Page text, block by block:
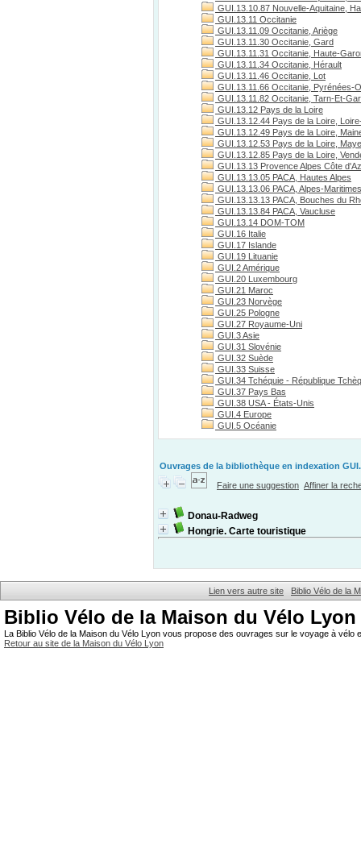
GUI.13.10.87 Nouvelle-Aquitaine,
GUI.13.11 Occitanie
GUI.13.11.09 Occitanie, Ariège
GUI.13.11.30 Occitanie, Gard
GUI.13.11.31 Occitanie, Haute-
GUI.13.11.34 Occitanie, Hérault
GUI.13.11.46 Occitanie, Lot
GUI.13.11.66 Occitanie, Pyrénées-
GUI.13.11.82 Occitanie, Tarn-Et-
GUI.13.12 Pays de la Loire
GUI.13.12.44 Pays de la Loire,
GUI.13.12.49 Pays de la Loire,
GUI.13.12.53 Pays de la Loire,
GUI.13.12.85 Pays de la Loire,
GUI.13.13 Provence Alpes Côte
GUI.13.13.05 PACA, Hautes Alpes
GUI.13.13.06 PACA, Alpes-Maritimes
GUI.13.13.13 PACA, Bouches du
GUI.13.13.84 PACA, Vaucluse
GUI.13.14 DOM-TOM
GUI.16 Italie
GUI.17 Islande
GUI.19 Lituanie
GUI.2 Amérique
GUI.20 Luxembourg
GUI.21 Maroc
GUI.23 Norvège
GUI.25 Pologne
GUI.27 Royaume-Uni
GUI.3 Asie
GUI.31 Slovénie
GUI.32 Suède
GUI.33 Suisse
GUI.34 Tchéquie - République
GUI.37 Pays Bas
GUI.38 USA - États-Unis
GUI.4 Europe
GUI.5 Océanie
Ouvrages de la bibliothèque en indexation
Faire une suggestion Affiner la
Donau-Radweg
Hongrie. Carte touristique
Lien vers autre site Biblio Vélo de la
Biblio Vélo de la Maison du Vélo Lyon
La Biblio Vélo de la Maison du Vélo Lyon vous propose des ouvrages sur le voyage à
Retour au site de la Maison du Vélo Lyon